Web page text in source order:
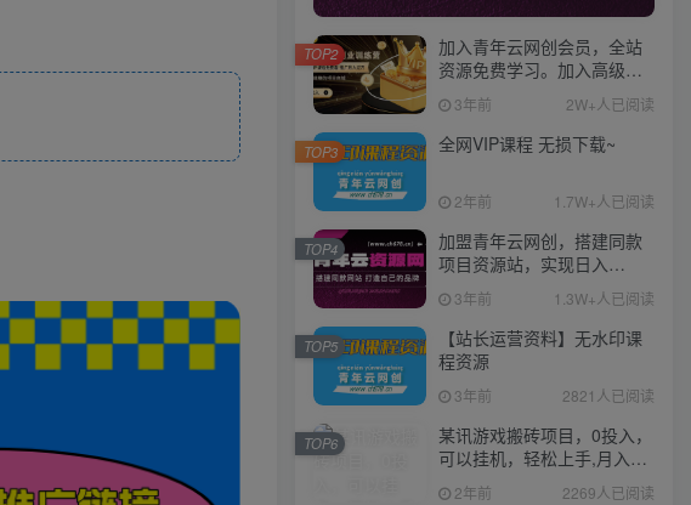
加入青年云网创会员，全站
资源免费学习。加入高级合
伙人，推广日入1000+
3年前 2W+人已阅读
TOP2
全网VIP课程 无损下载~
2年前 1.7W+人已阅读
TOP3
加盟青年云网创，搭建同款
项目资源站，实现日入
2000+
3年前 1.3W+人已阅读
TOP4
【站长运营资料】无水印课
程资源
3年前 2821人已阅读
TOP5
某讯游戏搬砖项目，0投入，
可以挂机，轻松上手,月入
3000+上不封顶
2年前 2269人已阅读
TOP6